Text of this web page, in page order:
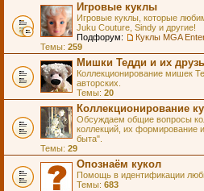
Игровые куклы
Игровые куклы, которые
Juku Couture, Sindy и другие!
Подфорум:
Темы: 259
Мишки Тедди и их
Коллекционирование мишек
авторских.
Темы: 20
Коллекционирование
Обсуждаем общие вопросы
коллекций, их формирование
быта".
Темы: 29
Опознаём кукол
Помощь в идентификации
Темы: 683